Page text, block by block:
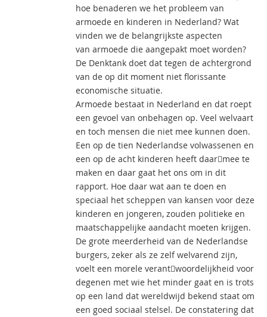
hoe benaderen we het probleem van
armoede en kinderen in Nederland? Wat
vinden we de belangrijkste aspecten
van armoede die aangepakt moet worden?
De Denktank doet dat tegen de achtergrond
van de op dit moment niet florissante
economische situatie.
Armoede bestaat in Nederland en dat roept
een gevoel van onbehagen op. Veel welvaart
en toch mensen die niet mee kunnen doen.
Een op de tien Nederlandse volwassenen en
een op de acht kinderen heeft daar￾mee te
maken en daar gaat het ons om in dit
rapport. Hoe daar wat aan te doen en
speciaal het scheppen van kansen voor deze
kinderen en jongeren, zouden politieke en
maatschappelijke aandacht moeten krijgen.
De grote meerderheid van de Nederlandse
burgers, zeker als ze zelf welvarend zijn,
voelt een morele verant￾woordelijkheid voor
degenen met wie het minder gaat en is trots
op een land dat wereldwijd bekend staat om
een goed sociaal stelsel. De constatering dat